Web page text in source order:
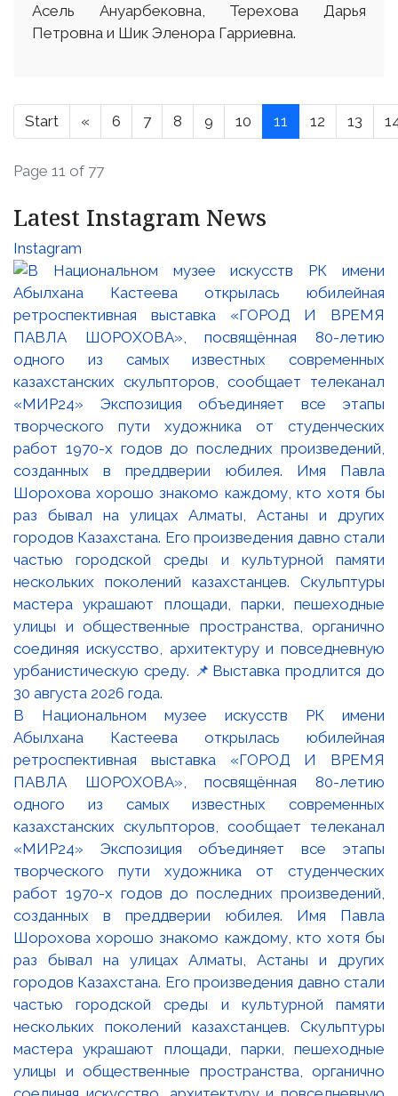
Асель Ануарбековна, Терехова Дарья
Петровна и Шик Эленора Гарриевна.
Start « 6 7 8 9 10 11 12 13
Page 11 of 77
Latest Instagram News
Instagram
В Национальном музее искусств РК имени
Абылхана Кастеева открылась юбилейная
ретроспективная выставка «ГОРОД И ВРЕМЯ
ПАВЛА ШОРОХОВА», посвящённая 80-летию
одного из самых известных современных
казахстанских скульпторов, сообщает телеканал
«МИР24» Экспозиция объединяет все этапы
творческого пути художника от студенческих
работ 1970-х годов до последних произведений,
созданных в преддверии юбилея. Имя Павла
Шорохова хорошо знакомо каждому, кто хотя бы
раз бывал на улицах Алматы, Астаны и других
городов Казахстана. Его произведения давно стали
частью городской среды и культурной памяти
нескольких поколений казахстанцев. Скульптуры
мастера украшают площади, парки, пешеходные
улицы и общественные пространства, органично